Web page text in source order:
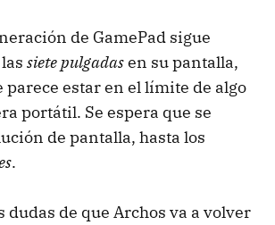
de GamePad sigue
siete pulgadasen su pantalla,
parece estar en el límite de algo
portátil. Se espera que se
de pantalla, hasta los
.
dudas de que Archos va a volver